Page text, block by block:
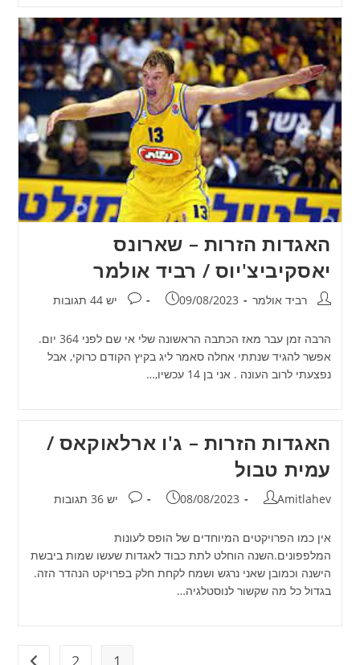
האגדות הזרות – שארונס
יאסקיביצ'יוס / רביד אולמר
מחבר:רביד אולמר פורסם:
09/08/2023 תגובות:
יש 44 תגובות
הרבה זמן עבר מאז הכתבה הראשונה שלי אי שם לפני 364 יום.
אפשר להגיד שנתתי אחלה סאמר ליג בקיץ הקודם כרוקי, אבל
נפצעתי לרוב העונה . אני בן 14 עכשיו,…
האגדות הזרות – ג'ו ארלאוקאס /
עמית טבול
מחבר:
Amitlahev פורסם:
08/08/2023 תגובות:
יש 36 תגובות
אין כמו הפרויקטים המיוחדים של הופס לעונות
המלפפונים.השנה הוחלט לתת כבוד לאגדות שעשו שמות ביבשת
הישנה וכמובן שאני נרגש ושמח לקחת חלק בפרויקט הנהדר הזה.
בגדול כל מה שקשור לנוסטלגיה…
1
2 מעבר